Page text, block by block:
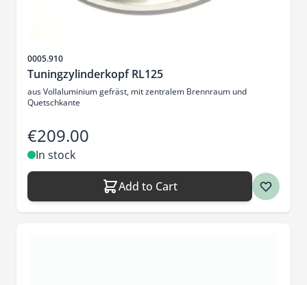
Sku
0005.910
Tuningzylinderkopf RL125
aus Vollaluminium gefräst, mit zentralem Brennraum und
Quetschkante
€209.00
In stock
Add to Cart